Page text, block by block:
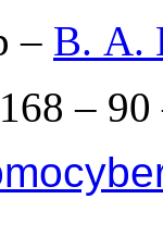
– В. А.
– 90